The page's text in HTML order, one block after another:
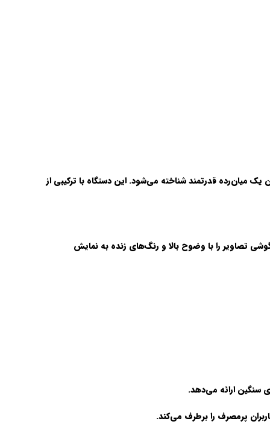
میان‌رده قدرتمند شناخته می‌شود. این دستگاه با ترکیبی از
تصاویر را با وضوح بالا و رنگ‌های زنده به نمایش
سنگین ارائه می‌دهد.